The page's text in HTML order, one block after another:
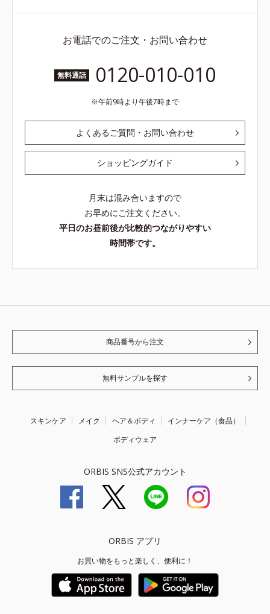
お電話でのご注文・お問い合わせ
無料通話 0120-010-010
午前9時より午後7時まで
よくあるご質問・お問い合わせ
ショッピングガイド
月末は混み合いますので
お早めにご注文ください。
平日のお昼前後が比較的つながりやすい
時間帯です。
商品番号から注文
無料サンプルを探す
スキンケア メイク ヘア＆ボディ
インナーケア（食品）
ボディウェア
ORBIS SNS公式アカウント
ORBIS アプリ
お買い物をもっと楽しく、便利に！